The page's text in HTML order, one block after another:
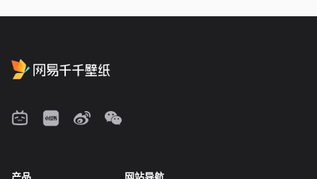
产品 网站导航